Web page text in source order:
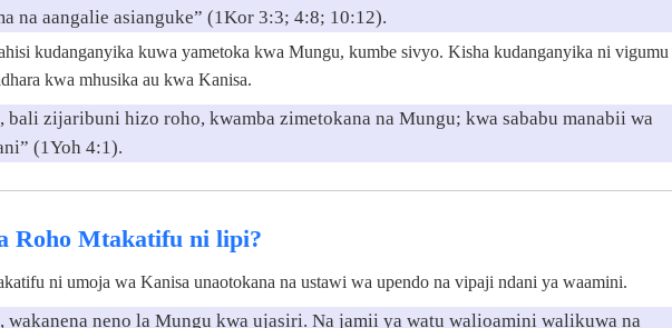
na aangalie asianguke” (1Kor 3:3; 4:8; 10:12).
kudanganyika kuwa yametoka kwa Mungu, kumbe sivyo. Kisha kudanganyika ni vigumu
kwa mhusika au kwa Kanisa.
zijaribuni hizo roho, kwamba zimetokana na Mungu; kwa sababu manabii wa
(1Yoh 4:1).
Roho Mtakatifu ni lipi?
ni umoja wa Kanisa unaotokana na ustawi wa upendo na vipaji ndani ya waamini.
neno la Mungu kwa ujasiri. Na jamii ya watu walioamini walikuwa na